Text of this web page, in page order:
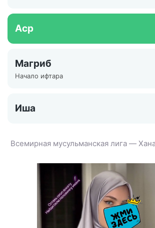
Аср
Магриб
Начало ифтара
Иша
Всемирная мусульманская лига —